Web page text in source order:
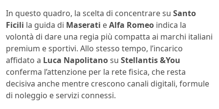
In questo quadro, la scelta di concentrare su Santo
Ficili la guida di Maserati eAlfa Romeo indica la
volontà di dare una regia più compatta ai marchi italiani
premium e sportivi. Allo stesso tempo, l’incarico
affidato a Luca Napolitanosu Stellantis &You
conferma l’attenzione per la rete fisica, che resta
decisiva anche mentre crescono canali digitali, formule
di noleggio e servizi connessi.